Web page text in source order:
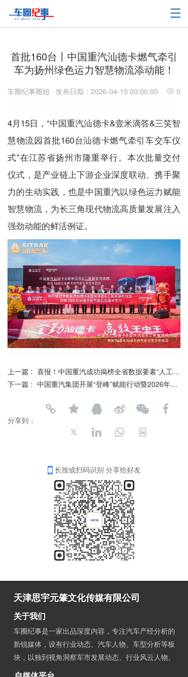
T
l
e
v
a
t
i
o
n
首批160台丨中国重汽汕德卡燃气牵引
车为扬州绿色运力智慧物流添动能！
车圈纪事圈姐 发布日期：2026-04-15 00:00:00 0
4月15日，“中国重汽汕德卡&壹米滴答&三笑智
慧物流园首批160台汕德卡燃气牵引车交车仪
式”在江苏省扬州市隆重举行。本次批量交付
仪式，是产业链上下游企业深度联动、携手聚
力的生动实践，也是中国重汽以绿色运力赋能
智慧物流，为长三角现代物流高质量发展注入
强劲动能的鲜活例证。
上一篇 : 喜报！中国重汽成功揭榜全省数据要素“人工智能赋能”课题
下一篇 : 中国重汽集团开展“登峰”赋能行动暨2026年新能源专项培训
分享到：
长按或扫码识别 分享给好友
天津思宇元肇文化传媒有限公司
关于我们
车圈纪事是一家出品深度内容，专注汽车产经分析的
新锐媒体，设有行业动态、汽车人物、车型分析等板
块，以独到视角洞察车市发展动态、行业风云人物。